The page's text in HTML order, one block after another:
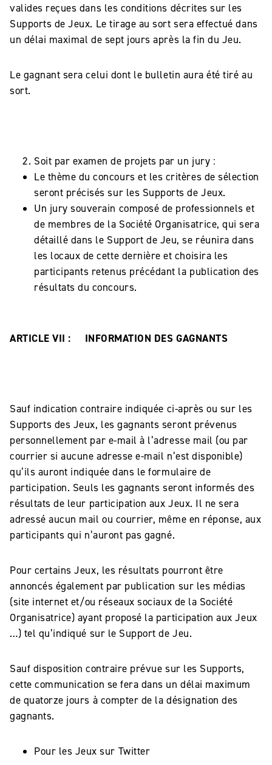
valides reçues dans les conditions décrites sur les
Supports de Jeux. Le tirage au sort sera effectué dans
un délai maximal de sept jours après la fin du Jeu.
Le gagnant sera celui dont le bulletin aura été tiré au
sort.
Soit par examen de projets par un jury :
Le thème du concours et les critères de sélection
seront précisés sur les Supports de Jeux.
Un jury souverain composé de professionnels et
de membres de la Société Organisatrice, qui sera
détaillé dans le Support de Jeu, se réunira dans
les locaux de cette dernière et choisira les
participants retenus précédant la publication des
résultats du concours.
ARTICLE VII : INFORMATION DES GAGNANTS
Sauf indication contraire indiquée ci-après ou sur les
Supports des Jeux, les gagnants seront prévenus
personnellement par e-mail à l’adresse mail (ou par
courrier si aucune adresse e-mail n’est disponible)
qu’ils auront indiquée dans le formulaire de
participation. Seuls les gagnants seront informés des
résultats de leur participation aux Jeux. Il ne sera
adressé aucun mail ou courrier, même en réponse, aux
participants qui n’auront pas gagné.
Pour certains Jeux, les résultats pourront être
annoncés également par publication sur les médias
(site internet et/ou réseaux sociaux de la Société
Organisatrice) ayant proposé la participation aux Jeux
…) tel qu’indiqué sur le Support de Jeu.
Sauf disposition contraire prévue sur les Supports,
cette communication se fera dans un délai maximum
de quatorze jours à compter de la désignation des
gagnants.
Pour les Jeux sur Twitter